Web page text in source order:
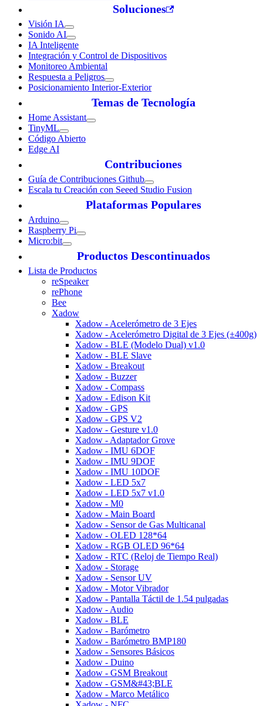
Soluciones
Visión IA
Sonido AI
IA Inteligente
Integración y Control de Dispositivos
Monitoreo Ambiental
Respuesta a Peligros
Posicionamiento Interior-Exterior
Temas de Tecnología
Home Assistant
TinyML
Código Abierto
Edge AI
Contribuciones
Guía de Contribuciones Github
Escala tu Creación con Seeed Studio Fusion
Plataformas Populares
Arduino
Raspberry Pi
Micro:bit
Productos Descontinuados
Lista de Productos
reSpeaker
rePhone
Bee
Xadow
Xadow - Acelerómetro de 3 Ejes
Xadow - Acelerómetro Digital de 3 Ejes (±400g)
Xadow - BLE (Modelo Dual) v1.0
Xadow - BLE Slave
Xadow - Breakout
Xadow - Buzzer
Xadow - Compass
Xadow - Edison Kit
Xadow - GPS
Xadow - GPS V2
Xadow - Gesture v1.0
Xadow - Adaptador Grove
Xadow - IMU 6DOF
Xadow - IMU 9DOF
Xadow - IMU 10DOF
Xadow - LED 5x7
Xadow - LED 5x7 v1.0
Xadow - M0
Xadow - Main Board
Xadow - Sensor de Gas Multicanal
Xadow - OLED 128*64
Xadow - RGB OLED 96*64
Xadow - RTC (Reloj de Tiempo Real)
Xadow - Storage
Xadow - Sensor UV
Xadow - Motor Vibrador
Xadow - Pantalla Táctil de 1.54 pulgadas
Xadow - Audio
Xadow - BLE
Xadow - Barómetro
Xadow - Barómetro BMP180
Xadow - Sensores Básicos
Xadow - Duino
Xadow - GSM Breakout
Xadow - GSM&#43;BLE
Xadow - Marco Metálico